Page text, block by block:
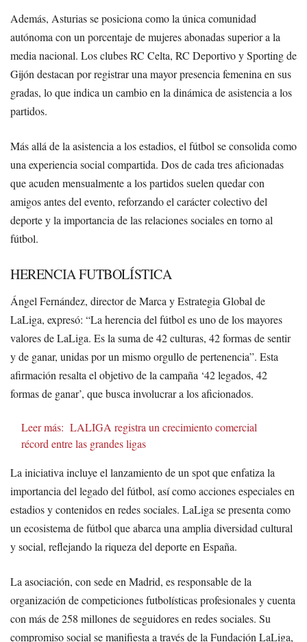
Además, Asturias se posiciona como la única comunidad
autónoma con un porcentaje de mujeres abonadas superior a la
media nacional. Los clubes RC Celta, RC Deportivo y Sporting de
Gijón destacan por registrar una mayor presencia femenina en sus
gradas, lo que indica un cambio en la dinámica de asistencia a los
partidos.
Más allá de la asistencia a los estadios, el fútbol se consolida como
una experiencia social compartida. Dos de cada tres aficionadas
que acuden mensualmente a los partidos suelen quedar con
amigos antes del evento, reforzando el carácter colectivo del
deporte y la importancia de las relaciones sociales en torno al
fútbol.
HERENCIA FUTBOLÍSTICA
Ángel Fernández, director de Marca y Estrategia Global de
LaLiga, expresó: “La herencia del fútbol es uno de los mayores
valores de LaLiga. Es la suma de 42 culturas, 42 formas de sentir
y de ganar, unidas por un mismo orgullo de pertenencia”. Esta
afirmación resalta el objetivo de la campaña ‘42 legados, 42
formas de ganar’, que busca involucrar a los aficionados.
Leer más: LALIGA registra un crecimiento comercial
récord entre las grandes ligas
La iniciativa incluye el lanzamiento de un spot que enfatiza la
importancia del legado del fútbol, así como acciones especiales en
estadios y contenidos en redes sociales. LaLiga se presenta como
un ecosistema de fútbol que abarca una amplia diversidad cultural
y social, reflejando la riqueza del deporte en España.
La asociación, con sede en Madrid, es responsable de la
organización de competiciones futbolísticas profesionales y cuenta
con más de 258 millones de seguidores en redes sociales. Su
compromiso social se manifiesta a través de la Fundación LaLiga,